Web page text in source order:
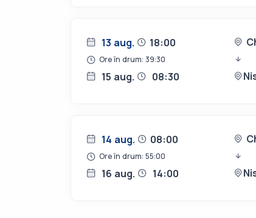
13 aug. 18:00
Ore în drum: 39:30
15 aug. 08:30
14 aug. 08:00
Ore în drum: 55:00
16 aug. 14:00